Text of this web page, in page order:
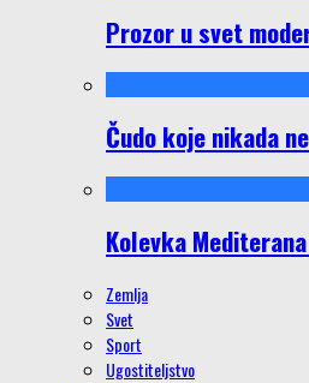
Prozor u svet
Čudo koje nikada
Kolevka
Zemlja
Svet
Sport
Ugostiteljstvo